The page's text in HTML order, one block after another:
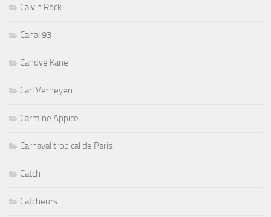
Calvin Rock
Canal 93
Candye Kane
Carl Verheyen
Carmine Appice
Carnaval tropical de Paris
Catch
Catcheurs